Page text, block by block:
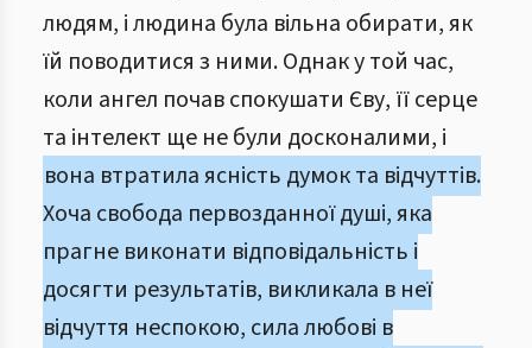
людям, і людина була вільна обирати, як
їй поводитися з ними. Однак у той час,
коли ангел почав спокушати Єву, її серце
та інтелект ще не були досконалими, і
вона втратила ясність думок та відчуттів.
Хоча свобода первозданної душі, яка
прагне виконати відповідальність і
досягти результатів, викликала в неї
відчуття неспокою, сила любові в